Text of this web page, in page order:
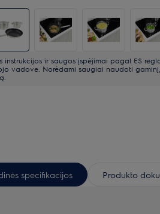
instrukcijos ir saugos įspėjimai pagal ES
vadove. Norėdami saugiai naudoti
specifikacijos Produkto